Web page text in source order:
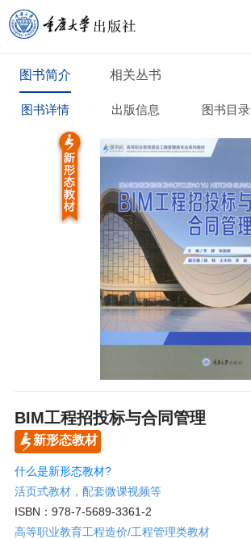
图书简介 相关丛书
图书详情 出版信息 图书目录
BIM工程招投标与合同管理
新形态教材
什么是新形态教材?
活页式教材，配套微课视频等
ISBN：978-7-5689-3361-2
高等职业教育工程造价/工程管理类教材